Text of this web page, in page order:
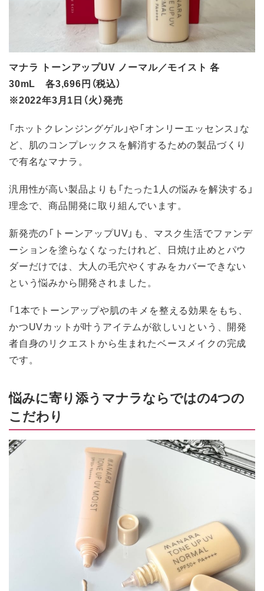
マナラ トーンアップUV ノーマル／モイスト 各
30mL 各3,696円（税込）
※2022年3月1日（火）発売
「ホットクレンジングゲル」や「オンリーエッセンス」な
ど、肌のコンプレックスを解消するための製品づくり
で有名なマナラ。
汎用性が高い製品よりも「たった1人の悩みを解決する」
理念で、商品開発に取り組んでいます。
新発売の「トーンアップUV」も、マスク生活でファンデ
ーションを塗らなくなったけれど、日焼け止めとパウ
ダーだけでは、大人の毛穴やくすみをカバーできない
という悩みから開発されました。
「1本でトーンアップや肌のキメを整える効果をもち、
かつUVカットが叶うアイテムが欲しい」という、開発
者自身のリクエストから生まれたベースメイクの完成
です。
悩みに寄り添うマナラならではの4つの
こだわり